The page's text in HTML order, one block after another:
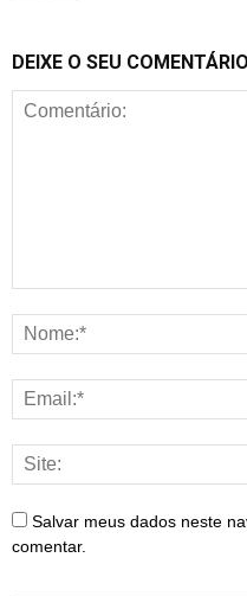
DEIXE O SEU COMENTÁRIO
Salvar meus dados neste
comentar.